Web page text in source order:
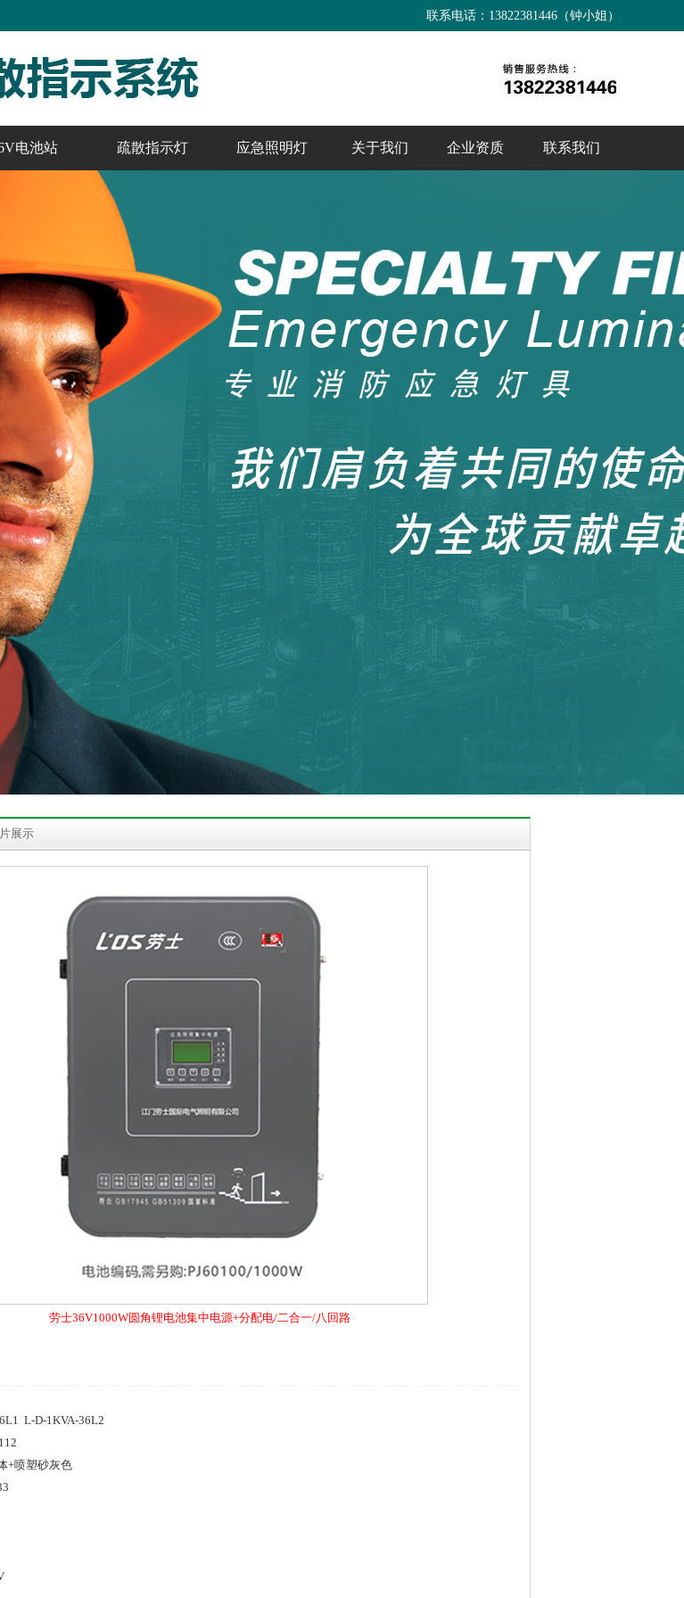
联系电话：13822381446（钟小姐）
电池站 疏散指示灯 应急照明灯 关于我们 企业资质 联系我们
展示
劳士36V1000W圆角锂电池集中电源+分配电/二合一/八回路
L-D-1KVA-36L2
+喷塑砂灰色